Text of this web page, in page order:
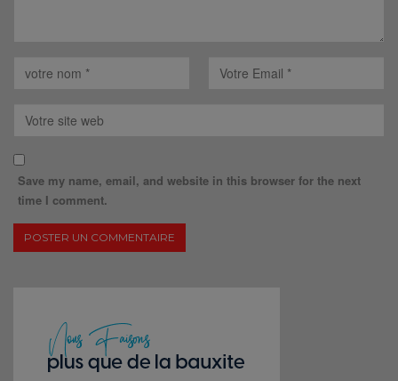
Save my name, email, and website in this browser for the next
time I comment.